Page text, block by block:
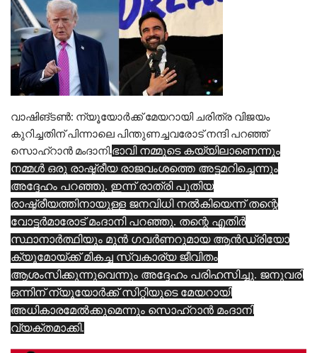
വാഷിങ്ടണ്‍: ന്യൂയോര്‍ക്ക് മേയറായി ചരിത്ര വിജയം
കുറിച്ചതിന് പിന്നാലെ പിന്തുണച്ചവരോട് നന്ദി പറഞ്ഞ്
സൊഹ്‌റാന്‍ മംദാനി.ഭാവി നമ്മുടെ കയ്യിലാണെന്നും
നമ്മള്‍ ഒരു രാഷ്ട്രീയ രാജവംശത്തെ അട്ടമറിച്ചെന്നും
അദ്ദേഹം പറഞ്ഞു. ഇന്ന് രാത്രി പുതിയ
രാഷ്ട്രീയത്തിനായുള്ള ജനവിധി നല്‍കിയെന്ന് തന്റെ
വോട്ടര്‍മാരോട് മംദാനി പറഞ്ഞു. തന്റെ എതിര്‍
സ്ഥാനാര്‍ത്ഥിയും മുന്‍ ഗവര്‍ണറുമായ ആന്‍ഡ്രിയോ
ക്യൂമോയ്ക്ക് മികച്ച സ്വകാര്യ ജീവിതം
ആശംസിക്കുന്നുവെന്നും അദ്ദേഹം പരിഹസിച്ചു. ജനുവരി
ഒന്നിന് ന്യൂയോര്‍ക്ക് സിറ്റിയുടെ മേയറായി
അധികാരമേല്‍ക്കുമെന്നും സൊഹ്‌റാന്‍ മംദാനി
വ്യക്തമാക്കി.